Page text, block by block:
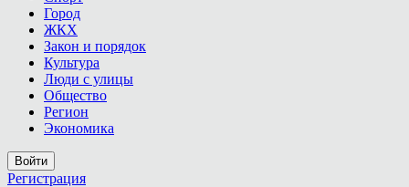
Город
ЖКХ
Закон и порядок
Культура
Люди с улицы
Общество
Регион
Экономика
Войти
Регистрация